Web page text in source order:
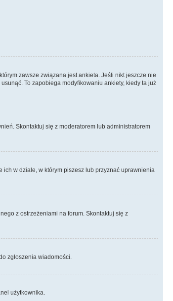
zawsze związana jest ankieta. Jeśli nikt jeszcze nie
To zapobiega modyfikowaniu ankiety, kiedy ta już
Skontaktuj się z moderatorem lub administratorem
ich w dziale, w którym piszesz lub przyznać uprawnienia
z ostrzeżeniami na forum. Skontaktuj się z
zgłoszenia wiadomości.
użytkownika.